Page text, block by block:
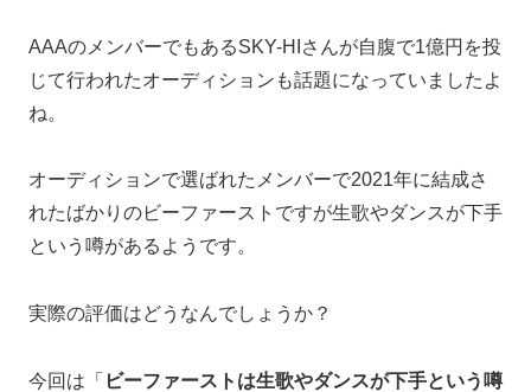
AAAのメンバーでもあるSKY-HIさんが自腹で1億円を投
じて行われたオーディションも話題になっていましたよ
ね。
オーディションで選ばれたメンバーで2021年に結成さ
れたばかりのビーファーストですが生歌やダンスが下手
という噂があるようです。
実際の評価はどうなんでしょうか？
今回は「 ビーファーストは生歌やダンスが下手という噂